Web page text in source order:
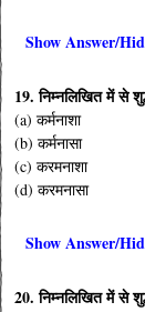
Show Answer/
19. निम्नलिखित में से
(a) कर्मनाशा
(b) कर्मनासा
(c) करमनाशा
(d) करमनासा
Show Answer/
20. निम्नलिखित में से